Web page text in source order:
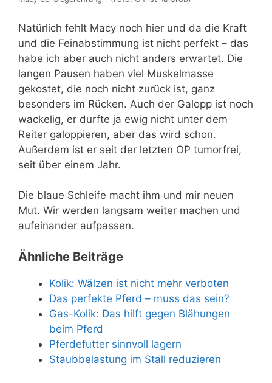
Natürlich fehlt Macy noch hier und da die Kraft
und die Feinabstimmung ist nicht perfekt – das
habe ich aber auch nicht anders erwartet. Die
langen Pausen haben viel Muskelmasse
gekostet, die noch nicht zurück ist, ganz
besonders im Rücken. Auch der Galopp ist noch
wackelig, er durfte ja ewig nicht unter dem
Reiter galoppieren, aber das wird schon.
Außerdem ist er seit der letzten OP tumorfrei,
seit über einem Jahr.
Die blaue Schleife macht ihm und mir neuen
Mut. Wir werden langsam weiter machen und
aufeinander aufpassen.
Ähnliche Beiträge
Kolik: Wälzen ist nicht mehr verboten
Das perfekte Pferd – muss das sein?
Gas-Kolik: Das hilft gegen Blähungen
beim Pferd
Pferdefutter sinnvoll lagern
Staubbelastung im Stall reduzieren